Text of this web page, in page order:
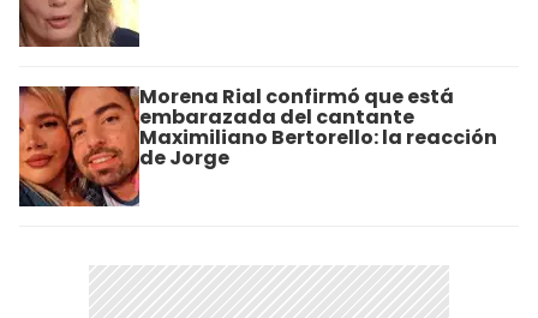
Morena Rial confirmó que está
embarazada del cantante
Maximiliano Bertorello: la reacción
de Jorge